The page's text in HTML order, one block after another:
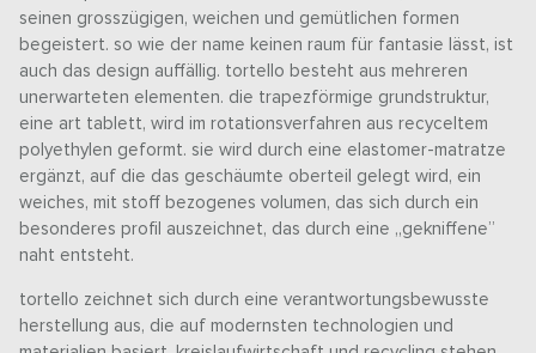
seinen grosszügigen, weichen und gemütlichen formen
begeistert. so wie der name keinen raum für fantasie lässt, ist
auch das design auffällig. tortello besteht aus mehreren
unerwarteten elementen. die trapezförmige grundstruktur,
eine art tablett, wird im rotationsverfahren aus recyceltem
polyethylen geformt. sie wird durch eine elastomer-matratze
ergänzt, auf die das geschäumte oberteil gelegt wird, ein
weiches, mit stoff bezogenes volumen, das sich durch ein
besonderes profil auszeichnet, das durch eine „gekniffene”
naht entsteht.
tortello zeichnet sich durch eine verantwortungsbewusste
herstellung aus, die auf modernsten technologien und